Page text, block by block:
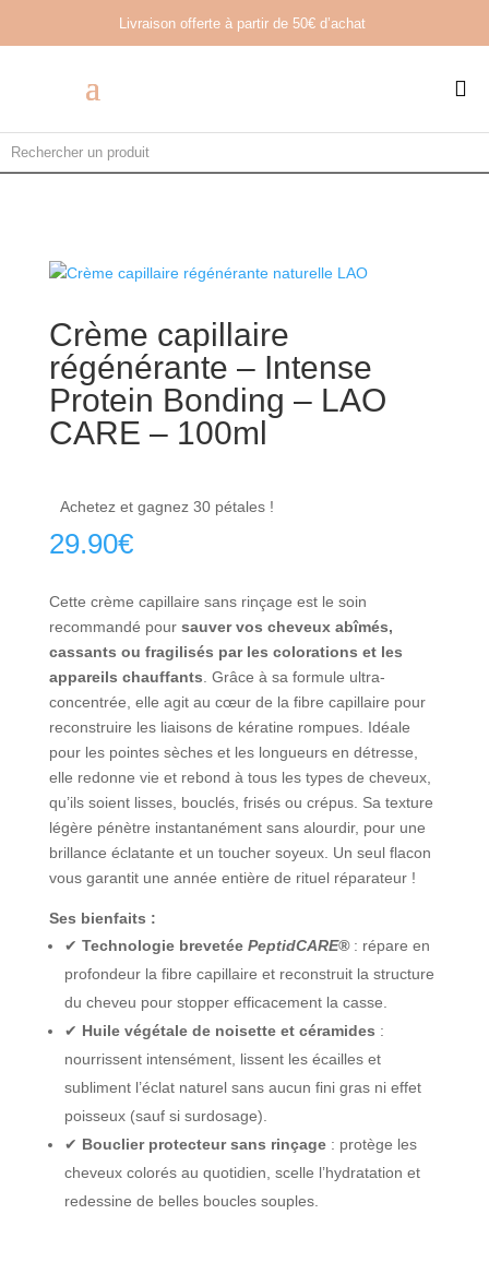
Livraison offerte à partir de 50€ d’achat

Crème capillaire
régénérante – Intense
Protein Bonding – LAO
CARE – 100ml
Achetez et gagnez 30 pétales !
29.90€
Cette crème capillaire sans rinçage est le soin
recommandé pour sauver vos cheveux abîmés,
cassants ou fragilisés par les colorations et les
appareils chauffants . Grâce à sa formule ultra-
concentrée, elle agit au cœur de la fibre capillaire pour
reconstruire les liaisons de kératine rompues. Idéale
pour les pointes sèches et les longueurs en détresse,
elle redonne vie et rebond à tous les types de cheveux,
qu’ils soient lisses, bouclés, frisés ou crépus. Sa texture
légère pénètre instantanément sans alourdir, pour une
brillance éclatante et un toucher soyeux. Un seul flacon
vous garantit une année entière de rituel réparateur !
Ses bienfaits :
✔ Technologie brevetée PeptidCARE®: répare en
profondeur la fibre capillaire et reconstruit la structure
du cheveu pour stopper efficacement la casse.
✔ Huile végétale de noisette et céramides :
nourrissent intensément, lissent les écailles et
subliment l’éclat naturel sans aucun fini gras ni effet
poisseux (sauf si surdosage).
✔ Bouclier protecteur sans rinçage: protège les
cheveux colorés au quotidien, scelle l’hydratation et
redessine de belles boucles souples.